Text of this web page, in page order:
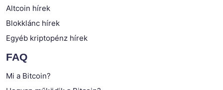
Altcoin hírek
Blokklánc hírek
Egyéb kriptopénz hírek
FAQ
Mi a Bitcoin?